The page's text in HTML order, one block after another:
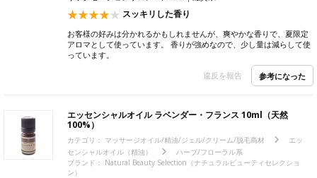
スッキリした香り
お客様の好みは分かれるかもしれませんが、爽やかな香りで、夏限定
アロマとして使っています。 香りが強めなので、少し量は減らして使
っています。
違反を報告
参考になった
エッセンシャルオイル ラベンダー・フランス 10ml（天然
100%）
カテゴリ： マッサージオイル/精油/ジェル/クリーム/脱毛商材
エッ
センシャルオイル（精油）
ハーブ/フローラル系
ブランド： Natural Beauty Selection（ナチュラルビューティセレクショ
ン）